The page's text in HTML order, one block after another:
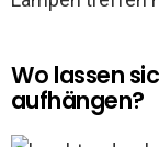
Wo lassen
aufhängen?